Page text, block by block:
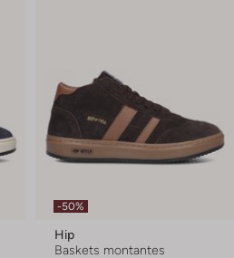
-50%
Hip
Baskets montantes